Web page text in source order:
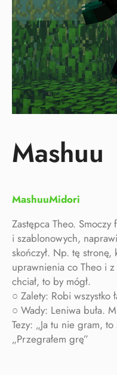
Mashuu
MashuuMidori
Zastępca Theo.
i szablonowych,
skończył. Np. tę stronę,
uprawnienia co Theo i
chciał, to by mógł.
○ Zalety: Robi wszystko
○ Wady: Leniwa buła.
Tezy: „Ja tu nie gram,
„Przegrałem grę”